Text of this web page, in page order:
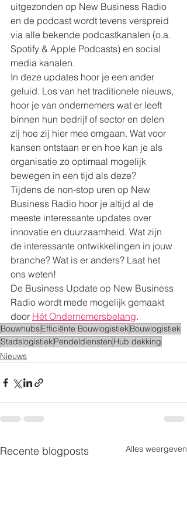
uitgezonden op New Business Radio
en de podcast wordt tevens verspreid
via alle bekende podcastkanalen (o.a.
Spotify & Apple Podcasts) en social
media kanalen.
In deze updates hoor je een ander
geluid. Los van het traditionele nieuws,
hoor je van ondernemers wat er leeft
binnen hun bedrijf of sector en delen
zij hoe zij hier mee omgaan. Wat voor
kansen ontstaan er en hoe kan je als
organisatie zo optimaal mogelijk
bewegen in een tijd als deze?
Tijdens de non-stop uren op New
Business Radio hoor je altijd al de
meeste interessante updates over
innovatie en duurzaamheid. Wat zijn
de interessante ontwikkelingen in jouw
branche? Wat is er anders? Laat het
ons weten!
De Business Update op New Business
Radio wordt mede mogelijk gemaakt
door Hét Ondernemersbelang.
BouwhubsEfficiënte BouwlogistiekBouwlogistiek
StadslogistiekPendeldiensten Hub dekking
Nieuws
Recente blogposts Alles weergeven